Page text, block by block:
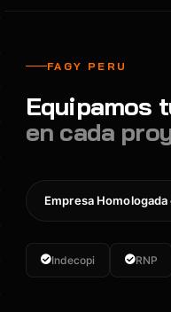
FAGY PERU
Equipamos
en cada
Empresa
Indecopi RNP